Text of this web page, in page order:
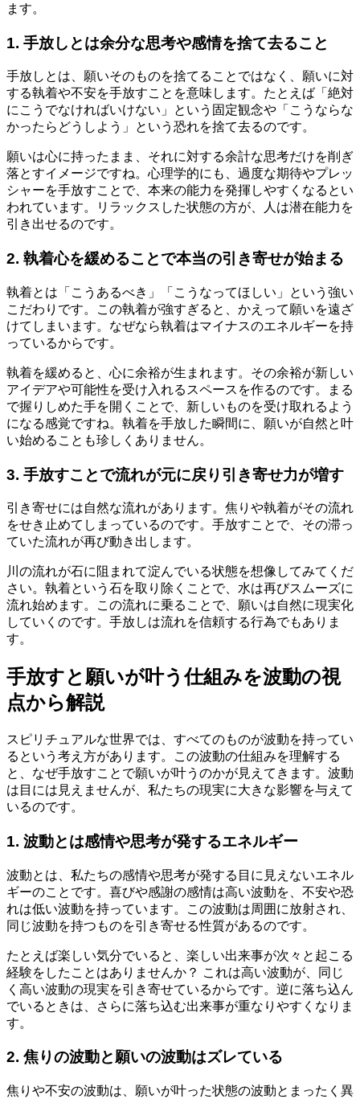
ます。
1. 手放しとは余分な思考や感情を捨て去ること
手放しとは、願いそのものを捨てることではなく、願いに対
する執着や不安を手放すことを意味します。たとえば「絶対
にこうでなければいけない」という固定観念や「こうならな
かったらどうしよう」という恐れを捨て去るのです。
願いは心に持ったまま、それに対する余計な思考だけを削ぎ
落とすイメージですね。心理学的にも、過度な期待やプレッ
シャーを手放すことで、本来の能力を発揮しやすくなるとい
われています。リラックスした状態の方が、人は潜在能力を
引き出せるのです。
2. 執着心を緩めることで本当の引き寄せが始まる
執着とは「こうあるべき」「こうなってほしい」という強い
こだわりです。この執着が強すぎると、かえって願いを遠ざ
けてしまいます。なぜなら執着はマイナスのエネルギーを持
っているからです。
執着を緩めると、心に余裕が生まれます。その余裕が新しい
アイデアや可能性を受け入れるスペースを作るのです。まる
で握りしめた手を開くことで、新しいものを受け取れるよう
になる感覚ですね。執着を手放した瞬間に、願いが自然と叶
い始めることも珍しくありません。
3. 手放すことで流れが元に戻り引き寄せ力が増す
引き寄せには自然な流れがあります。焦りや執着がその流れ
をせき止めてしまっているのです。手放すことで、その滞っ
ていた流れが再び動き出します。
川の流れが石に阻まれて淀んでいる状態を想像してみてくだ
さい。執着という石を取り除くことで、水は再びスムーズに
流れ始めます。この流れに乗ることで、願いは自然に現実化
していくのです。手放しは流れを信頼する行為でもありま
す。
手放すと願いが叶う仕組みを波動の視
点から解説
スピリチュアルな世界では、すべてのものが波動を持ってい
るという考え方があります。この波動の仕組みを理解する
と、なぜ手放すことで願いが叶うのかが見えてきます。波動
は目には見えませんが、私たちの現実に大きな影響を与えて
いるのです。
1. 波動とは感情や思考が発するエネルギー
波動とは、私たちの感情や思考が発する目に見えないエネル
ギーのことです。喜びや感謝の感情は高い波動を、不安や恐
れは低い波動を持っています。この波動は周囲に放射され、
同じ波動を持つものを引き寄せる性質があるのです。
たとえば楽しい気分でいると、楽しい出来事が次々と起こる
経験をしたことはありませんか？ これは高い波動が、同じ
く高い波動の現実を引き寄せているからです。逆に落ち込ん
でいるときは、さらに落ち込む出来事が重なりやすくなりま
す。
2. 焦りの波動と願いの波動はズレている
焦りや不安の波動は、願いが叶った状態の波動とまったく異